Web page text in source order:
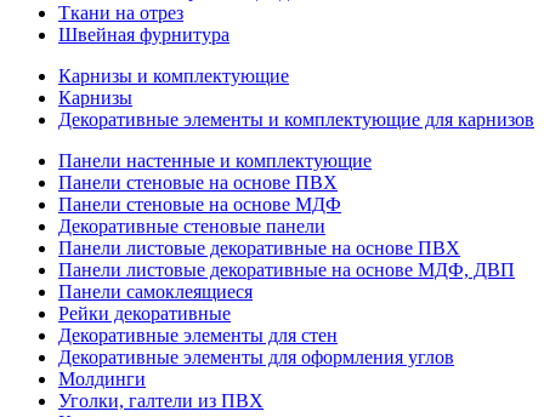
Ткани на отрез
Швейная фурнитура
Карнизы и комплектующие
Карнизы
Декоративные элементы и комплектующие для карнизов
Панели настенные и комплектующие
Панели стеновые на основе ПВХ
Панели стеновые на основе МДФ
Декоративные стеновые панели
Панели листовые декоративные на основе ПВХ
Панели листовые декоративные на основе МДФ, ДВП
Панели самоклеящиеся
Рейки декоративные
Декоративные элементы для стен
Декоративные элементы для оформления углов
Молдинги
Уголки, галтели из ПВХ